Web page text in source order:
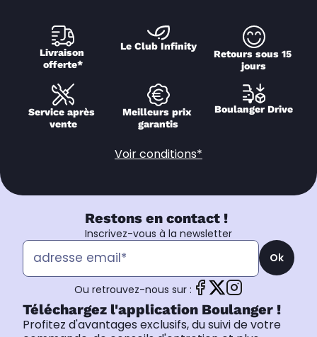
Livraison
offerte*
Le Club Infinity
Retours sous 15
jours
Service après
vente
Meilleurs prix
garantis
Boulanger Drive
Voir conditions*
Restons en contact !
Inscrivez-vous à la newsletter
Ok
Ou retrouvez-nous sur :
Téléchargez l'application Boulanger !
Profitez d'avantages exclusifs, du suivi de votre